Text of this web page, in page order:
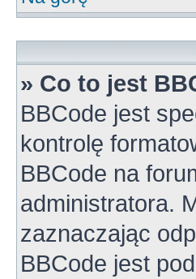
» Co to jest
BBCode jest
kontrolę
BBCode na
administratora.
zaznaczając
BBCode jest